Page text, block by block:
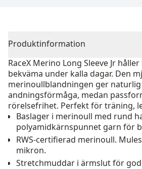
Produktinformation
RaceX Merino Long Sleeve Jr
bekväma under kalla dagar. Den
merinoullblandningen ger
andningsförmåga, medan
rörelsefrihet. Perfekt för träning,
Baslager i merinoull med rund
polyamidkärnspunnet garn för
RWS-certifierad merinoull.
mikron.
Stretchmuddar i ärmslut för